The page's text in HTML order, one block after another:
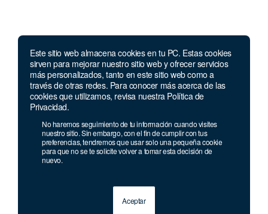
Este sitio web almacena cookies en tu PC. Estas cookies
sirven para mejorar nuestro sitio web y ofrecer servicios
más personalizados, tanto en este sitio web como a
través de otras redes. Para conocer más acerca de las
cookies que utilizamos, revisa nuestra Política de
Privacidad.
No haremos seguimiento de tu información cuando visites
nuestro sitio. Sin embargo, con el fin de cumplir con tus
preferencias, tendremos que usar solo una pequeña cookie
para que no se te solicite volver a tomar esta decisión de
nuevo.
Aceptar
Llámanos
Lunes a jueves de 7 a.m.
a 5:00 p.m. Viernes de
7 a.m. a 4 p.m. Sábados de 8 a.m. a 2 p.m.
Celular y Whatsapp:333 033 40 39
Bogotá:381 92 69